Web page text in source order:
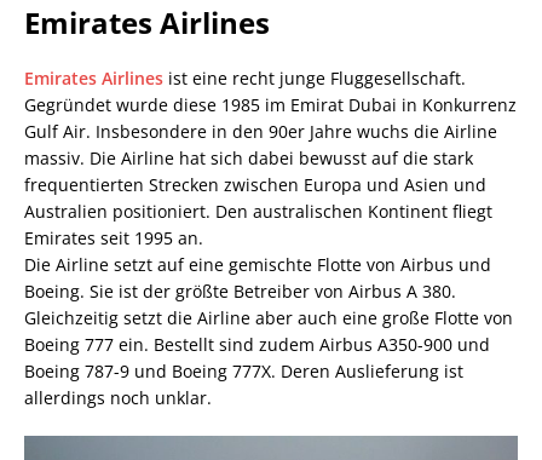
Emirates Airlines
Emirates Airlines ist eine recht junge Fluggesellschaft.
Gegründet wurde diese 1985 im Emirat Dubai in Konkurrenz
Gulf Air. Insbesondere in den 90er Jahre wuchs die Airline
massiv. Die Airline hat sich dabei bewusst auf die stark
frequentierten Strecken zwischen Europa und Asien und
Australien positioniert. Den australischen Kontinent fliegt
Emirates seit 1995 an.
Die Airline setzt auf eine gemischte Flotte von Airbus und
Boeing. Sie ist der größte Betreiber von Airbus A 380.
Gleichzeitig setzt die Airline aber auch eine große Flotte von
Boeing 777 ein. Bestellt sind zudem Airbus A350-900 und
Boeing 787-9 und Boeing 777X. Deren Auslieferung ist
allerdings noch unklar.